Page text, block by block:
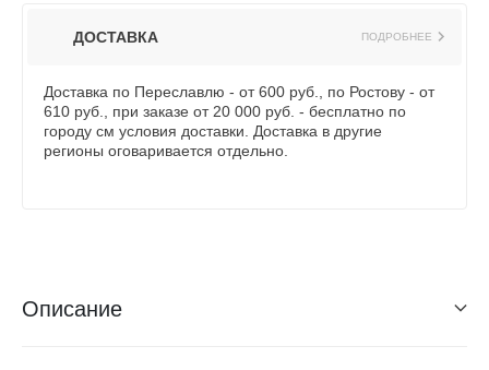
ДОСТАВКА ПОДРОБНЕЕ
Доставка по Переславлю - от 600 руб., по Ростову - от
610 руб., при заказе от 20 000 руб. - бесплатно по
городу см условия доставки. Доставка в другие
регионы оговаривается отдельно.
Описание